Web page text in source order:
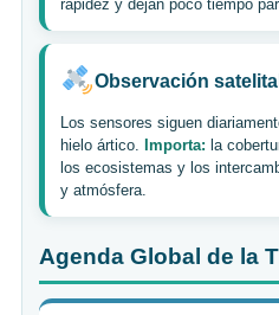
rapidez y dejan poco tiempo
Observación
Los sensores siguen
hielo ártico. Importa: la
los ecosistemas y los
y atmósfera.
Agenda Global de la